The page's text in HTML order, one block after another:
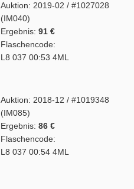
Auktion: 2019-02 / #1027028
(IM040)
Ergebnis: 91 €
Flaschencode:
L8 037 00:53 4ML
Auktion: 2018-12 / #1019348
(IM085)
Ergebnis: 86 €
Flaschencode:
L8 037 00:54 4ML